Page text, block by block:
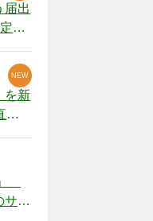
届出
疑
を新
し
NEW
サー